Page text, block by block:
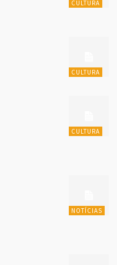
CULTURA
CULTURA
CULTURA
NOTÍCIAS